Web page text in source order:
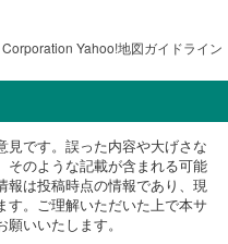
Corporation Yahoo!地図ガイドライン
見です。誤った内容や大げさな
そのような記載が含まれる可能
報は投稿時点の情報であり、現
す。ご理解いただいた上で本サ
いいたします。